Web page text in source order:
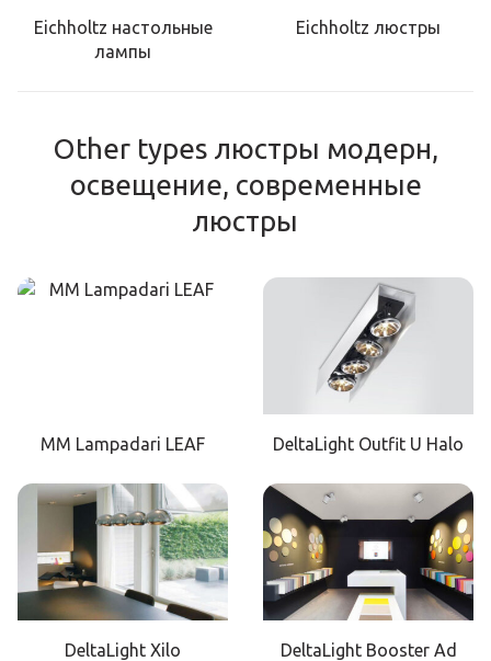
Eichholtz настольные
лампы
Eichholtz люстры
Other types люстры модерн,
освещение, современные
люстры
MM Lampadari LEAF DeltaLight Outfit U Halo
DeltaLight Xilo DeltaLight Booster Ad